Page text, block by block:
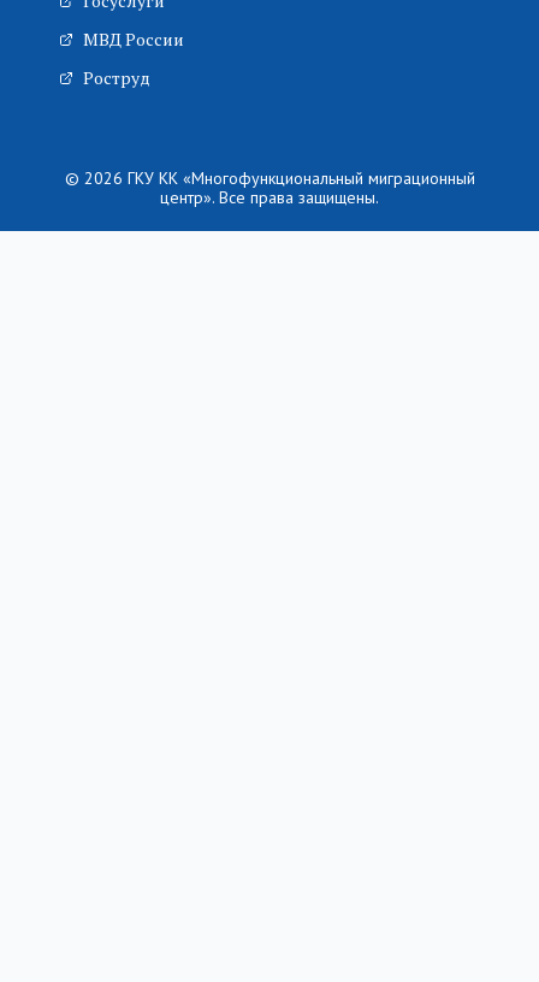
МВД России
Роструд
© 2026 ГКУ КК «Многофункциональный миграционный
центр». Все права защищены.